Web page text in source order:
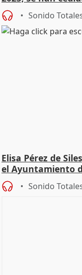
Sonido
Elisa Pérez de
el Ayuntamiento
Sonido